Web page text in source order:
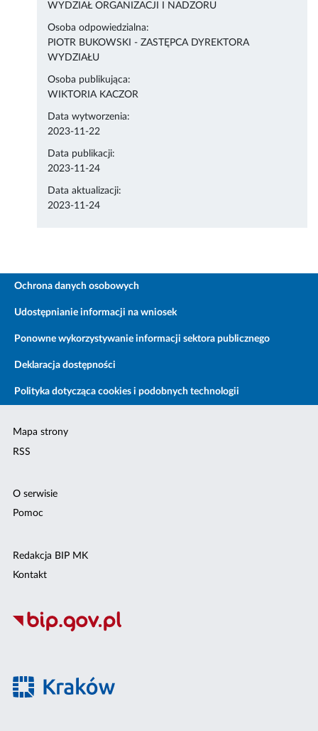
WYDZIAŁ ORGANIZACJI I NADZORU
Osoba odpowiedzialna:
PIOTR BUKOWSKI - ZASTĘPCA DYREKTORA
WYDZIAŁU
Osoba publikująca:
WIKTORIA KACZOR
Data wytworzenia:
2023-11-22
Data publikacji:
2023-11-24
Data aktualizacji:
2023-11-24
Ochrona danych osobowych
Udostępnianie informacji na wniosek
Ponowne wykorzystywanie informacji sektora publicznego
Deklaracja dostępności
Polityka dotycząca cookies i podobnych technologii
Mapa strony
RSS
O serwisie
Pomoc
Redakcja BIP MK
Kontakt